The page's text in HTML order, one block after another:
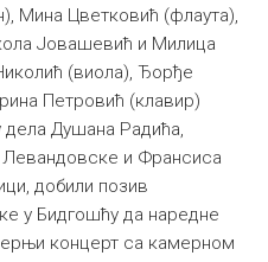
Мина Цветковић (флаута),
Јовашевић и Милица
(виола), Ђорђе
Петровић (клавир)
Душана Радића,
и Франсиса
добили позив
у Бидгошћу да наредне
концерт са камерном